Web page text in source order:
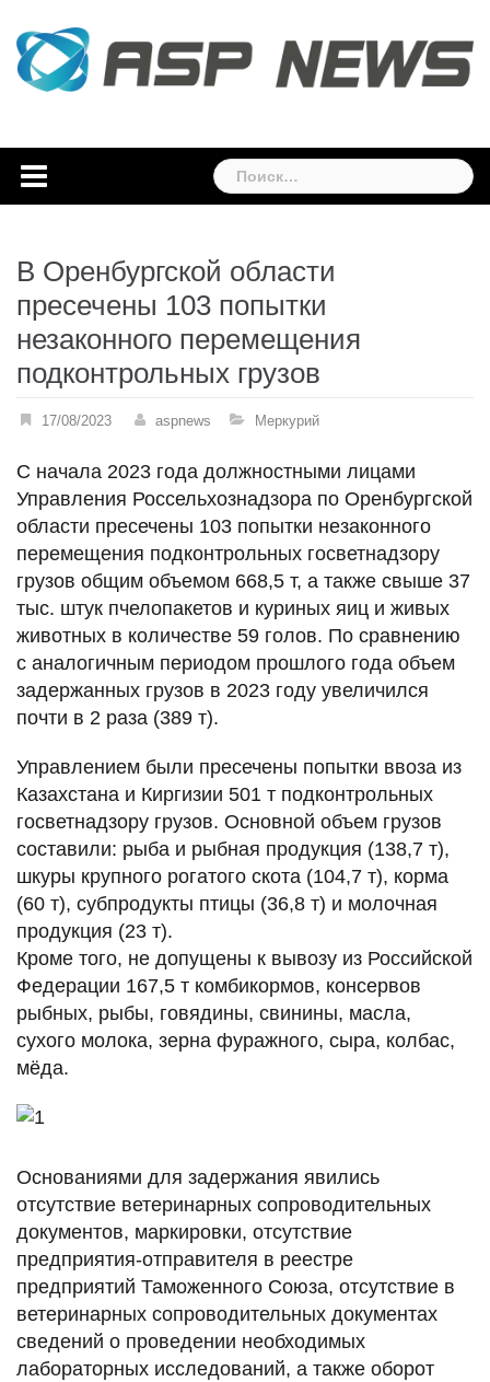
content
Найти:
В Оренбургской области
пресечены 103 попытки
незаконного перемещения
подконтрольных грузов
17/08/2023 aspnews Меркурий
С начала 2023 года должностными лицами
Управления Россельхознадзора по Оренбургской
области пресечены 103 попытки незаконного
перемещения подконтрольных госветнадзору
грузов общим объемом 668,5 т, а также свыше 37
тыс. штук пчелопакетов и куриных яиц и живых
животных в количестве 59 голов. По сравнению
с аналогичным периодом прошлого года объем
задержанных грузов в 2023 году увеличился
почти в 2 раза (389 т).
Управлением были пресечены попытки ввоза из
Казахстана и Киргизии 501 т подконтрольных
госветнадзору грузов. Основной объем грузов
составили: рыба и рыбная продукция (138,7 т),
шкуры крупного рогатого скота (104,7 т), корма
(60 т), субпродукты птицы (36,8 т) и молочная
продукция (23 т).
Кроме того, не допущены к вывозу из Российской
Федерации 167,5 т комбикормов, консервов
рыбных, рыбы, говядины, свинины, масла,
сухого молока, зерна фуражного, сыра, колбас,
мёда.
Основаниями для задержания явились
отсутствие ветеринарных сопроводительных
документов, маркировки, отсутствие
предприятия-отправителя в реестре
предприятий Таможенного Союза, отсутствие в
ветеринарных сопроводительных документах
сведений о проведении необходимых
лабораторных исследований, а также оборот